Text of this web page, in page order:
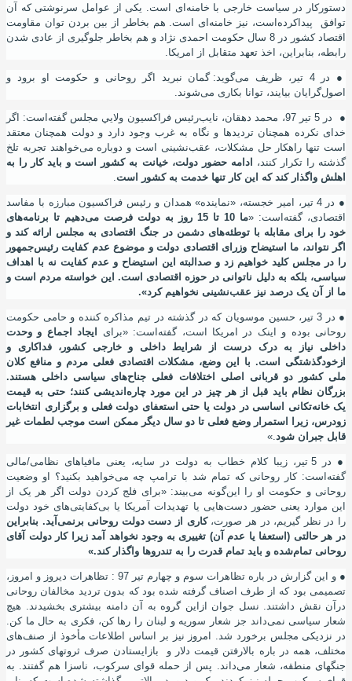
دستورکار در سیاست خارجی با خامنه ای است. یکی از عوامل سرنوشتی که آن
توافق پیداکرده است، نیز خامنه ای است. هم بخاطر از بین بردن توان مقاومت
اقتصاد کشور در 8 سال حکومت احمدی نژاد و هم بخاطر جلوگیری از عادی شدن
رابطه، بنابراین، اخذ تعهد متقابل از امریکا.
● در 4 تیر، ظریف می
گوید: گمان نبرید اگر روحانی و حکومت او برود و
اصولگرایان بیایند، توانا بکاری میشوند.
● در 5 تیر 97، محمد دهقان، نایب‌رئيس فراكسيون ولايي مجلس گفته
است: اگر
خدای نکرده همچنان تردید‌ها و نگاه به غرب وجود دارد و دولت همچنان معتقد
است تنها راهکار حل مشکلات، عقب‌نشینی است و دوباره می‌خواهند تجربه تلخ
گذشته را تکرار کنند،
ادامه حضور دولت، خیانت به کشور است و باید کار را به
اهلش واگذار کند که این کار تنها خدمت به کشور است
●
در 4 تیر، امير خجسته، «نماينده» همدان و رئیس فراکسیون مبارزه با مفاسد
اقتصادی، گفته است: «
ما 10 تا 15 روز به دولت فرصت می‌دهیم تا برنامه‌های
خود را برای مقابله با توطئه‌های دشمن در جنگ اقتصادی به مجلس ارائه کند و
اگر نتواند، ما استیضاح وزرای اقتصادی دولت و موضوع عدم کفایت رئیس‌جمهور
را در مجلس کلید خواهیم زد و صد‌البته این استیضاح و عدم کفایت نه با اهداف
سیاسی، بلکه به دلیل ناتوانی در حوزه اقتصادی است. این خواسته مردم است و
ما از آن یک درصد نیز عقب‌نشینی نخواهیم کرد».
●
در 3 تیر، حسین موسویان که در گذشته در تیم مذاکره کننده و حامی حکومت
روحانی بوده و اینک در امریکا است، گفته است: «برای
ایجاد اجماع و وحدت
داخلی نیاز به درک درست از شرایط داخلی و خارجی کشور، فداکاری و
از خودگذشتگی است. با این وضع، مشکلات اقتصادی فعلی مردم و منافع کلان
ملی کشور دو قربانی اصلی اختلافات فعلی جناح‌های سیاسی داخلی هستند.
بزرگان نظام باید قبل از هر چیز در این مورد چاره‌اندیشی کنند؛ حتی به قیمت
یک خانه‌تکانی اساسی در دولت یا حتی استعفای دولت فعلی و برگزاری انتخابات
زودرس، زیرا استمرار وضع فعلی تا دو سال دیگر ممکن است موجب لطمات غیر
قابل‌ جبران شود .»
●
در 5 تیر، زیبا کلام خطاب به دولت در سایه، یعنی مافیاهای نظامی/مالی
گفته است: کار روحانی که تمام شد با ترامپ چه میخواهید بکنید؟ او وضعیت
روحانی و حکومت او را اینگونه میبیند: «برای فلج کردن دولت اگر هر یک از
این موارد یعنی حضور دست‌هایی یا تهدیدات آمریکا یا بی‌کفایتی‌های خود دولت
را در نظر گیریم، در هر صورت،کاری از دست دولت روحانی برنمی‌آید. بنابراین
در هر حالتی (استعفا یا عدم آن) تغییری به وجود نخواهد آمد زیرا کار دولت آقای
روحانی تمام‌شده و باید تمام قدرت را به تندروها واگذار کند.»
●
و این گزارش در باره تظاهرات سوم و چهارم تیر 97 : تظاهرات دیروز و امروز،
تصمیمی بود که از طرف اصناف گرفته شده بود که بدون تردید مخالفان روحانی
درآن نقش داشتند. نسل جوان از این گروه به آن دامنه بیشتری بخشیدند. هیچ
شعار سیاسی نمیداند جز شعار سوریه و لبنان را رها کن، فکری به حال ما کن.
در نزدیکی مجلس برخورد شد. امروز نیز بر اساس اطلاعات مأخوذ از صنفهای
مختلف، همه در باره بالارفتن قیمت دلار و بازایستادن صرف ثروتهای کشور در
جنگهای منطقه، شعار میداند. پس از حمله قوای سرکوب، ناسزا هم گفتند. به